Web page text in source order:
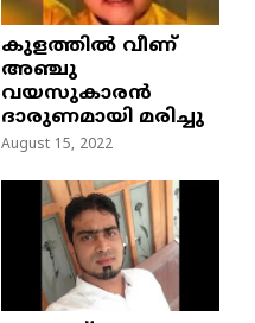
കുളത്തില്‍ വീണ്
അഞ്ചു
വയസുകാരന്‍
ദാരുണമായി മരിച്ചു
August 15, 2022